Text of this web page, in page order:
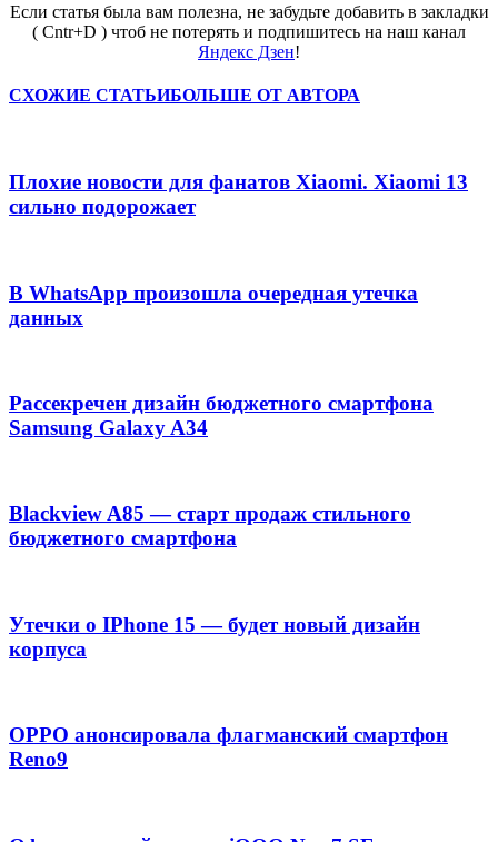
Если статья была вам полезна, не забудьте добавить в закладки
( Cntr+D ) чтоб не потерять и подпишитесь на наш канал
Яндекс Дзен!
СХОЖИЕ СТАТЬИБОЛЬШЕ ОТ АВТОРА
Плохие новости для фанатов Xiaomi. Xiaomi 13
сильно подорожает
В WhatsApp произошла очередная утечка
данных
Рассекречен дизайн бюджетного смартфона
Samsung Galaxy A34
Blackview A85 — старт продаж стильного
бюджетного смартфона
Утечки о IPhone 15 — будет новый дизайн
корпуса
OPPO анонсировала флагманский смартфон
Reno9